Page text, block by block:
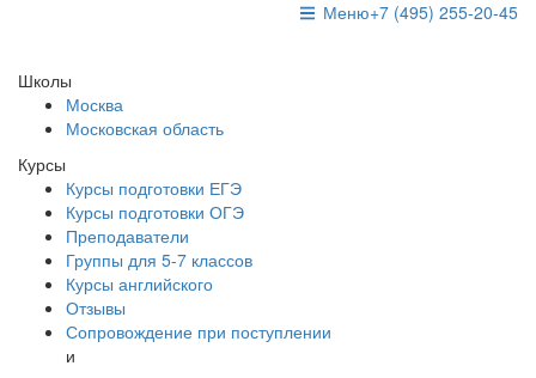
+7 (495) 255-20-45
Меню
Школы
Москва
Московская область
Курсы
Курсы подготовки ЕГЭ
Курсы подготовки ОГЭ
Преподаватели
Группы для 5-7 классов
Курсы английского
Отзывы
Сопровождение при поступлении
и